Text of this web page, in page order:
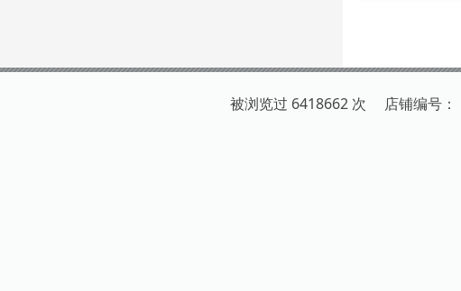
被浏览过 6418662 次 店铺编号：